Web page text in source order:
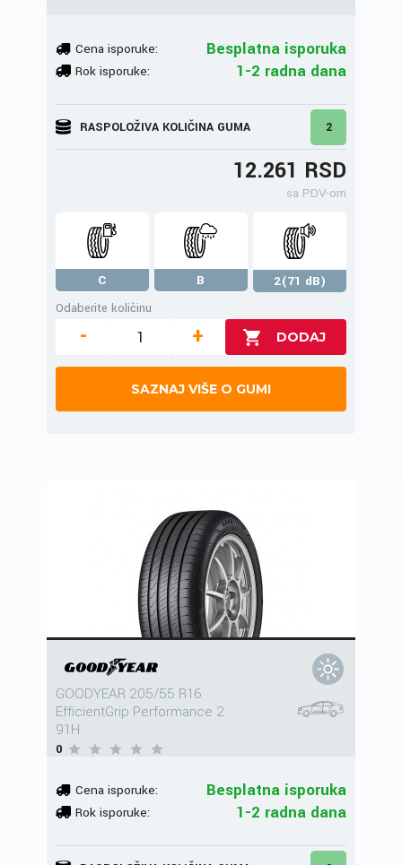
Cena isporuke: Besplatna isporuka
Rok isporuke: 1-2 radna dana
RASPOLOŽIVA KOLIČINA GUMA 2
12.261 RSD
sa PDV-om
C B
2(71 dB)
Odaberite količinu
- +
SAZNAJ VIŠE O GUMI
GOODYEAR 205/55 R16
EfficientGrip Performance 2
91H
0
Cena isporuke: Besplatna isporuka
Rok isporuke: 1-2 radna dana